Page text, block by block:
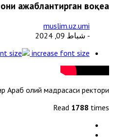
ажаблантирган воқеа
muslim.uz.umi
- شباط 09, 2024
increase font size
олий мадрасаси ректори
Read 1788 times